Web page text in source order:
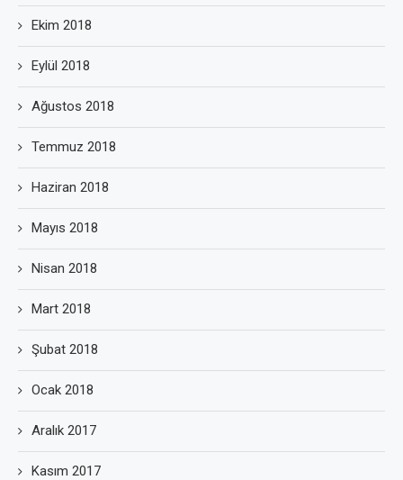
Ekim 2018
Eylül 2018
Ağustos 2018
Temmuz 2018
Haziran 2018
Mayıs 2018
Nisan 2018
Mart 2018
Şubat 2018
Ocak 2018
Aralık 2017
Kasım 2017